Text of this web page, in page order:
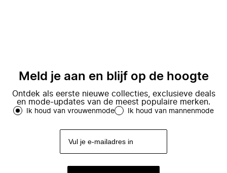
Meld je aan en blijf op de hoogte
Ontdek als eerste nieuwe collecties, exclusieve deals
en mode-updates van de meest populaire merken.
Ik houd van vrouwenmode Ik houd van mannenmode